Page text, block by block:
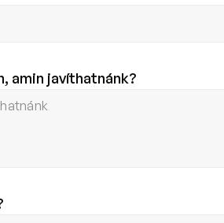
amin javíthatnánk?